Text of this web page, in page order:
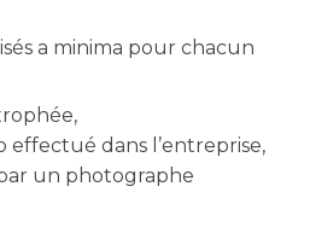
a minima pour chacun
effectué dans l’entreprise,
un photographe